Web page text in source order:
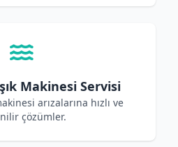
Makinesi Servisi
arızalarına hızlı ve
çözümler.